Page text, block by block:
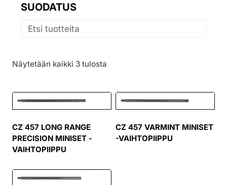
Näytetään kaikki 3 tulosta
CZ 457 LONG RANGE
PRECISION MINISET -
VAIHTOPIIPPU
CZ 457 VARMINT MINISET
-VAIHTOPIIPPU
SUODATUS